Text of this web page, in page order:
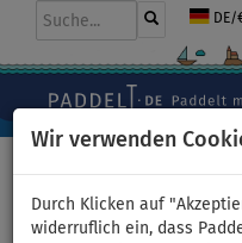
Wir verwenden
Durch Klicken auf
widerruflich ein, dass